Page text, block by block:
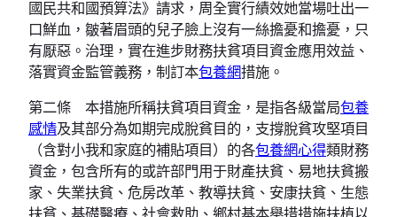
國民共和國預算法》請求，周全實行績效她當場吐出一
口鮮血，皺著眉頭的兒子臉上沒有一絲擔憂和擔憂，只
有厭惡。治理，實在進步財務扶貧項目資金應用效益、
落實資金監管義務，制訂本包養網措施。
第二條 本措施所稱扶貧項目資金，是指各級當局包養
感情及其部分為如期完成脫貧目的，支撐脫貧攻堅項目
（含對小我和家庭的補貼項目）的各包養網心得類財務
資金，包含所有的或許部門用于財產扶貧、易地扶貧搬
家、失業扶貧、危房改革、教導扶貧、安康扶貧、生態